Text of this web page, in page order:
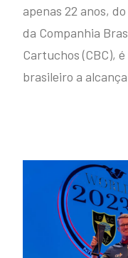
apenas 22 anos,
da Companhia
Cartuchos (CBC),
brasileiro a